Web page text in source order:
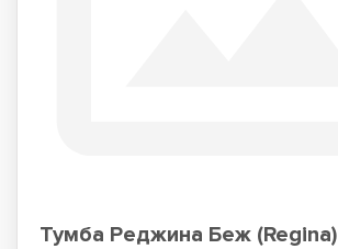
Тумба Реджина Беж (Regina)